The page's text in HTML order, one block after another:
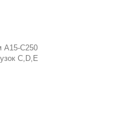
А15-C250
C,D,E